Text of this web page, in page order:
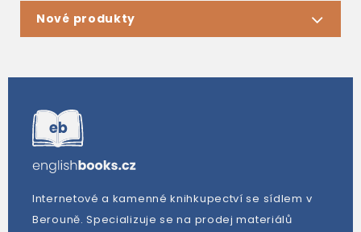
Nové produkty
Internetové a kamenné knihkupectví se sídlem v
Berouně. Specializuje se na prodej materiálů